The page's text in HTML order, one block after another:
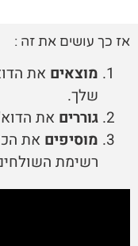
אז כך עושים את זה :
מוצאים את
שלך.
גוררים את
מוסיפים את
רשימת